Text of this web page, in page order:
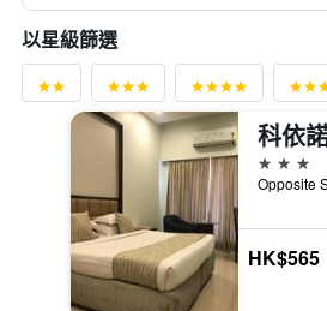
以星級篩選
3星級
HK$565